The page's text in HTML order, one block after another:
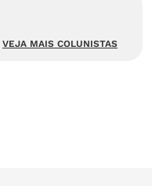
VEJA MAIS COLUNISTAS